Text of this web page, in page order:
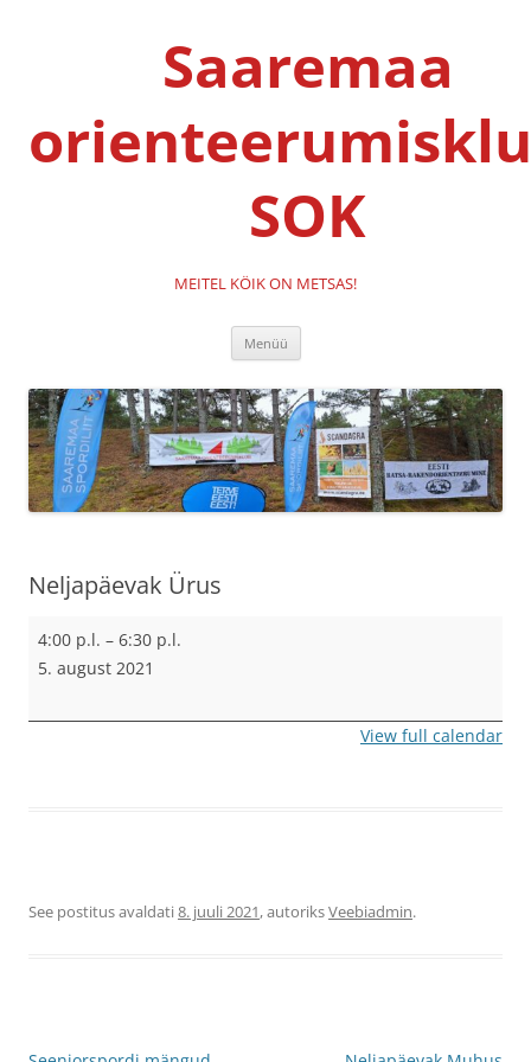
Saaremaa
SOK
MEITEL KÖIK ON METSAS!
Menüü
Neljapäevak Ürus
Neljapäevak
Ürus
4:00 p.l. – 6:30 p.l.
5. august 2021
View full calendar
See postitus avaldati8. juuli 2021, autoriksVeebiadmin.